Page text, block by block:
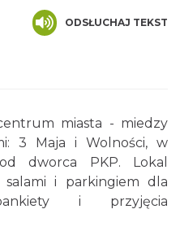
ODSŁUCHAJ TEKST
miasta - miedzy
3 Maja i Wolności, w
dworca PKP. Lokal
i parkingiem dla
i przyjęcia